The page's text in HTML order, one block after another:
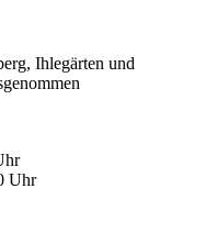
Ihlegärten und
Uhr